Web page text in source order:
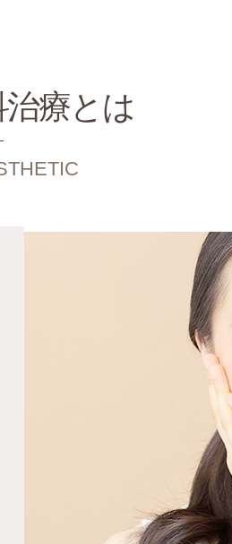
療とは